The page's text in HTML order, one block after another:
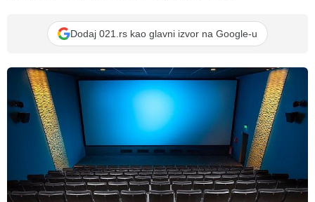
Dodaj 021.rs kao glavni izvor na Google-u